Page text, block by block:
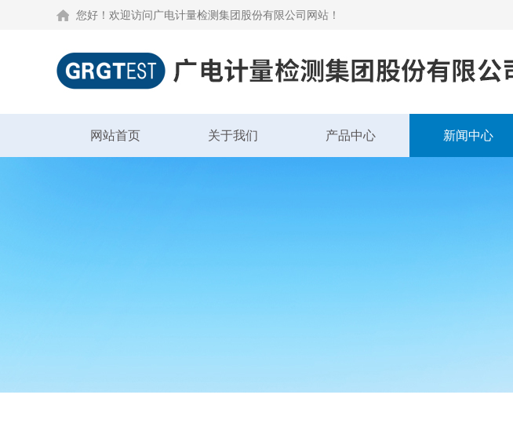
您好！欢迎访问广电计量检测集团股份有限公司网站！
网站首页 关于我们 产品中心 新闻中心